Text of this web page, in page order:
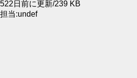
522日前に更新/239 KB
担当:undef